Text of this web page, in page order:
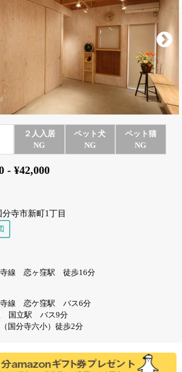
２人入居
NG
ペット犬
NG
ペット猫
NG
- ¥42,000
寺市新町1丁目
寺線 恋ヶ窪駅 徒歩16分
寺線 恋ケ窪駅 バス6分
国立駅 バス9分
国分寺六小）徒歩2分